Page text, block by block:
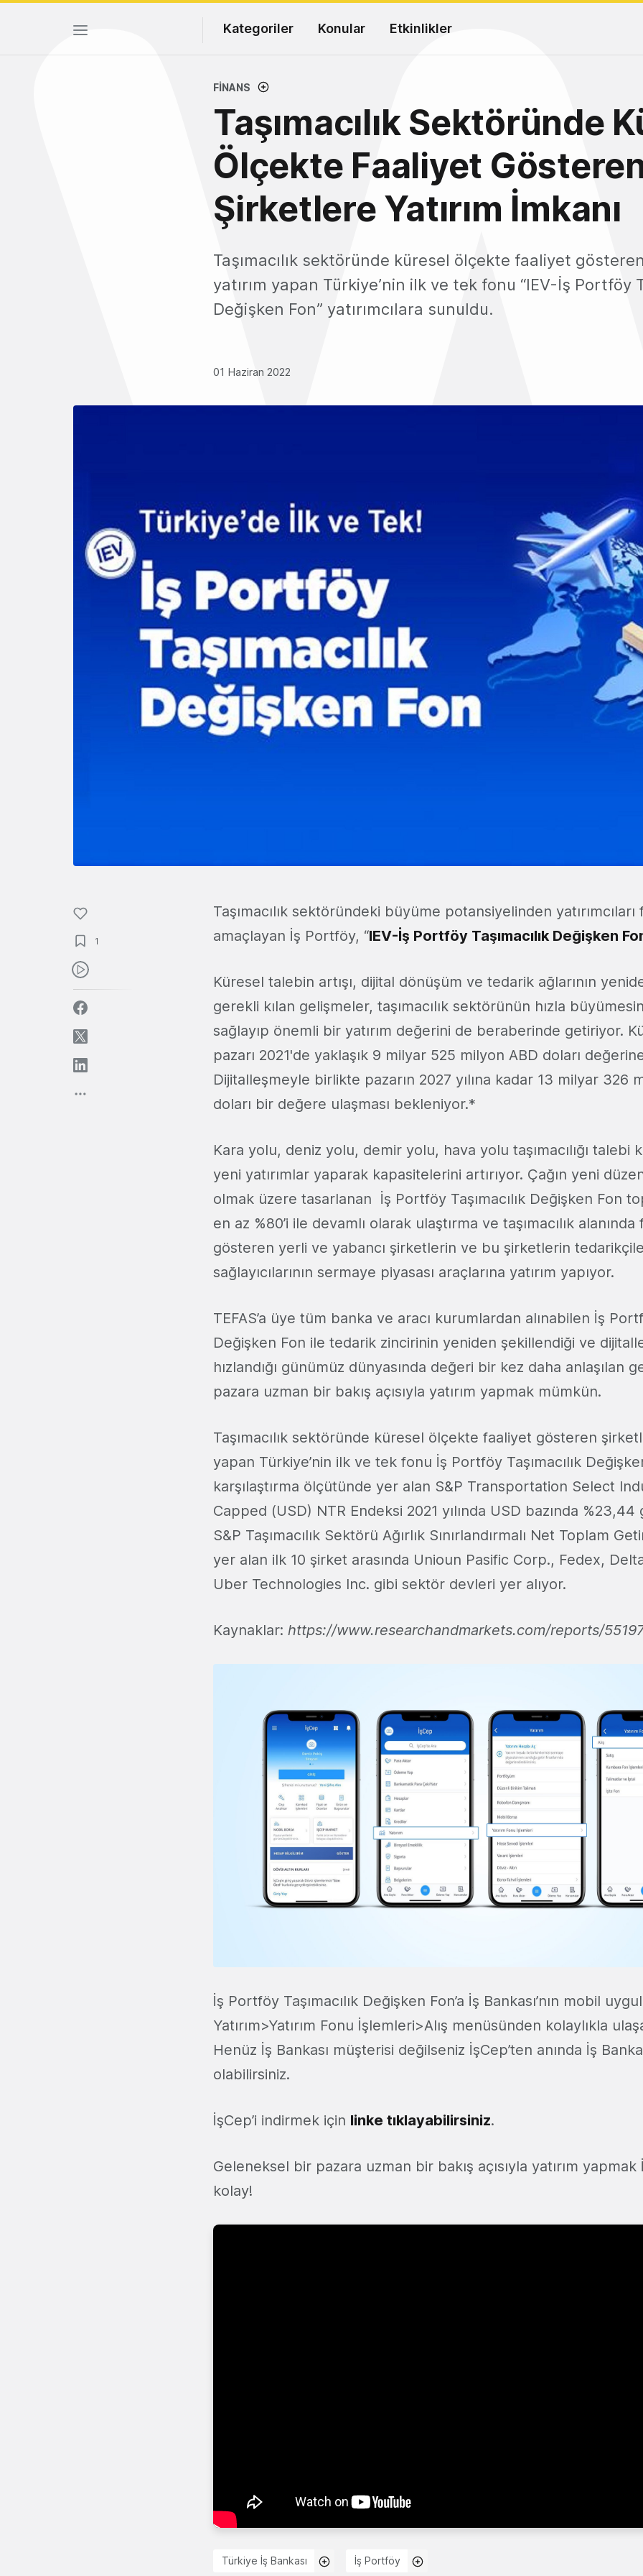
Kategoriler Konular Etkinlikler
FINANS
Taşımacılık Sektöründe
Ölçekte Faaliyet
Şirketlere Yatırım İmkanı
Taşımacılık sektöründe küresel ölçekte faaliyet
yatırım yapan Türkiye’nin ilk ve tek fonu “IEV-İş Portföy
Değişken Fon” yatırımcılara sunuldu.
01 Haziran 2022
1
Taşımacılık sektöründeki büyüme potansiyelinden yatırımcıları
amaçlayan İş Portföy, “IEV-İş Portföy Taşımacılık Değişken
Küresel talebin artışı, dijital dönüşüm ve tedarik ağlarının
gerekli kılan gelişmeler, taşımacılık sektörünün hızla
sağlayıp önemli bir yatırım değerini de beraberinde getiriyor.
pazarı 2021'de yaklaşık 9 milyar 525 milyon ABD doları
Dijitalleşmeyle birlikte pazarın 2027 yılına kadar 13 milyar 326
doları bir değere ulaşması bekleniyor.*
Kara yolu, deniz yolu, demir yolu, hava yolu taşımacılığı talebi
yeni yatırımlar yaparak kapasitelerini artırıyor. Çağın yeni
olmak üzere tasarlanan İş Portföy Taşımacılık Değişken Fon
en az %80’i ile devamlı olarak ulaştırma ve taşımacılık
gösteren yerli ve yabancı şirketlerin ve bu şirketlerin
sağlayıcılarının sermaye piyasası araçlarına yatırım yapıyor.
TEFAS’a üye tüm banka ve aracı kurumlardan alınabilen İş
Değişken Fon ile tedarik zincirinin yeniden şekillendiği ve
hızlandığı günümüz dünyasında değeri bir kez daha anlaşılan
pazara uzman bir bakış açısıyla yatırım yapmak mümkün.
Taşımacılık sektöründe küresel ölçekte faaliyet gösteren
yapan Türkiye’nin ilk ve tek fonu İş Portföy Taşımacılık
karşılaştırma ölçütünde yer alan S&P Transportation Select
Capped (USD) NTR Endeksi 2021 yılında USD bazında %23,44
S&P Taşımacılık Sektörü Ağırlık Sınırlandırmalı Net Toplam
yer alan ilk 10 şirket arasında Unioun Pasific Corp., Fedex,
Uber Technologies Inc. gibi sektör devleri yer alıyor.
Kaynaklar: https://www.researchandmarkets.com/reports/
İş Portföy Taşımacılık Değişken Fon’a İş Bankası’nın mobil
Yatırım>Yatırım Fonu İşlemleri>Alış menüsünden kolaylıkla
Henüz İş Bankası müşterisi değilseniz İşCep’ten anında İş
olabilirsiniz.
İşCep’i indirmek için linke tıklayabilirsiniz.
Geleneksel bir pazara uzman bir bakış açısıyla yatırım yapmak
kolay!
Türkiye İş Bankası İş Portföy